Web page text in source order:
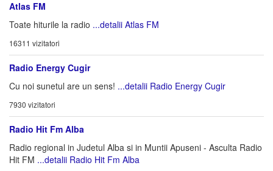
Atlas FM
Toate hiturile la radio ...detalii Atlas FM
16311 vizitatori
Radio Energy Cugir
Cu noi sunetul are un sens! ...detalii Radio Energy Cugir
7930 vizitatori
Radio Hit Fm Alba
Radio regional in Judetul Alba si in Muntii Apuseni - Asculta Radio
Hit FM ...detalii Radio Hit Fm Alba